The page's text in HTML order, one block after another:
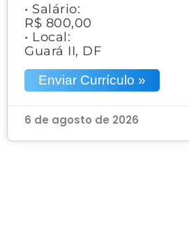
• Salário:
R$ 800,00
• Local:
Guará II, DF
Enviar Currículo »
6 de agosto de 2026